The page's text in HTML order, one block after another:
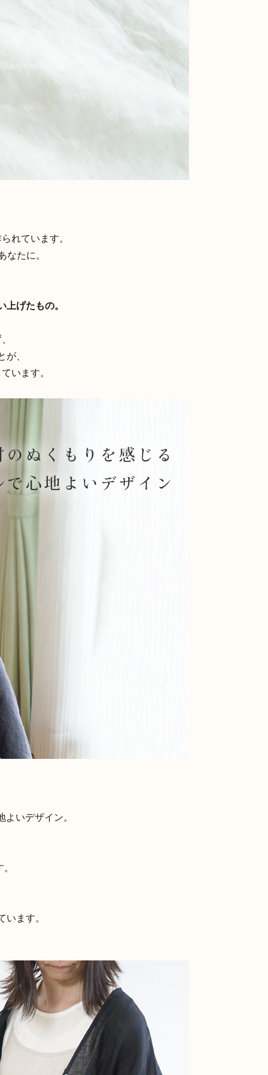
れています。
なたに。
げたもの。
が、
います。
よいデザイン。
います。